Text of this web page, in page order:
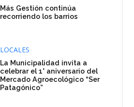
Más Gestión continúa
recorriendo los barrios
LOCALES
La Municipalidad invita a
celebrar el 1° aniversario del
Mercado Agroecológico “Ser
Patagónico”